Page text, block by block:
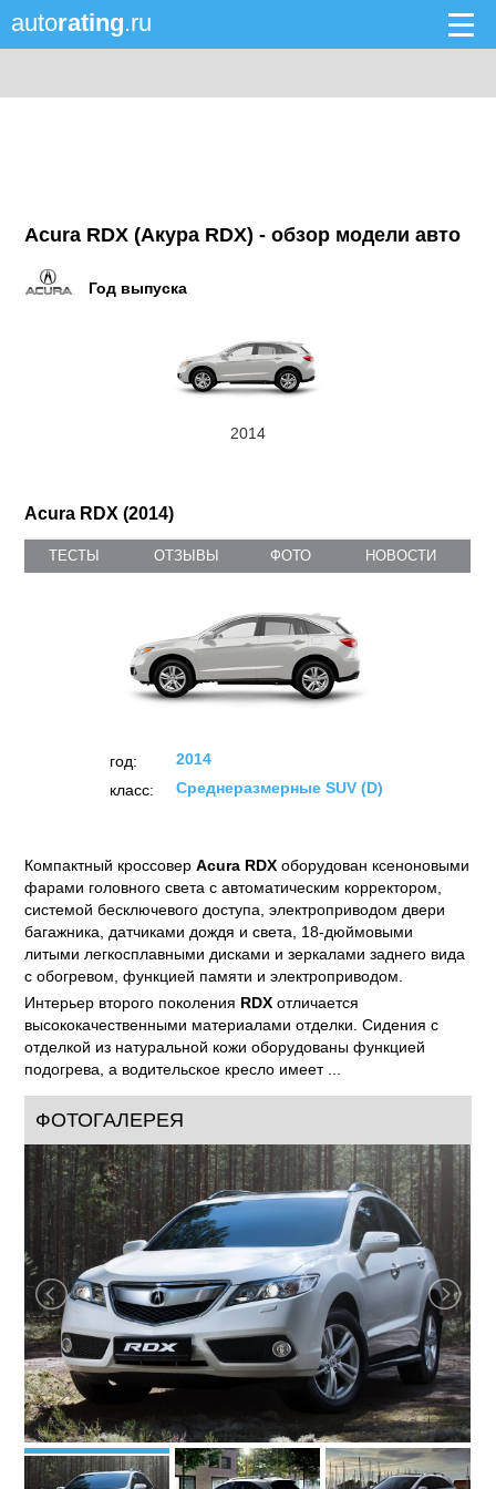
autorating.ru
Acura RDX (Акура RDX) - обзор модели авто
Год выпуска
2014
Acura RDX (2014)
ТЕСТЫ ОТЗЫВЫ ФОТО НОВОСТИ
год:
2014
класс:
Среднеразмерные SUV (D)
Компактный кроссоверAcura RDX оборудован ксеноновыми
фарами головного света с автоматическим корректором,
системой бесключевого доступа, электроприводом двери
багажника, датчиками дождя и света, 18-дюймовыми
литыми легкосплавными дисками и зеркалами заднего вида
с обогревом, функцией памяти и электроприводом.
Интерьер второго поколения RDX отличается
высококачественными материалами отделки. Сидения с
отделкой из натуральной кожи оборудованы функцией
подогрева, а водительское кресло имеет ...
ФОТОГАЛЕРЕЯ